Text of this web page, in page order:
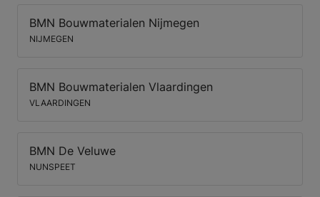
BMN Bouwmaterialen Nijmegen
NIJMEGEN
BMN Bouwmaterialen Vlaardingen
VLAARDINGEN
BMN De Veluwe
NUNSPEET